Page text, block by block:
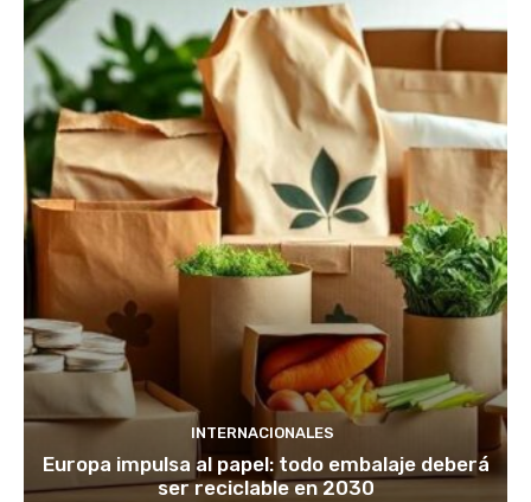
INTERNACIONALES
Europa impulsa al papel: todo embalaje deberá
ser reciclable en 2030